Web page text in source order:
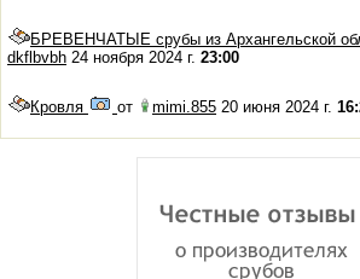
БРЕВЕНЧАТЫЕ срубы из Архангельской
dkflbvbh 24 ноября 2024 г. 23:00
Кровля от mimi.855 20 июня 2024 г.